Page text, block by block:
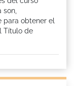
son,
obtener el
Título de